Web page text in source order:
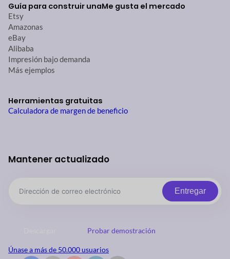
Guía para construir unaMe gusta el mercado
Etsy
Amazonas
eBay
Alibaba
Impresión bajo demanda
Más ejemplos
Herramientas gratuitas
Calculadora de margen de beneficio
Mantener actualizado
Entregar
Probar demostración
Únase a más de 50.000 usuarios